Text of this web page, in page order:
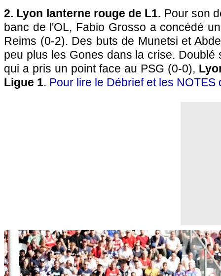
2. Lyon lanterne rouge de L1. Pour son
banc de l'OL, Fabio Grosso a concédé
Reims (0-2). Des buts de Munetsi et
peu plus les Gones dans la crise. Doublé
qui a pris un point face au PSG (0-0),
Ligue 1. Pour lire le Débrief et les NOTES